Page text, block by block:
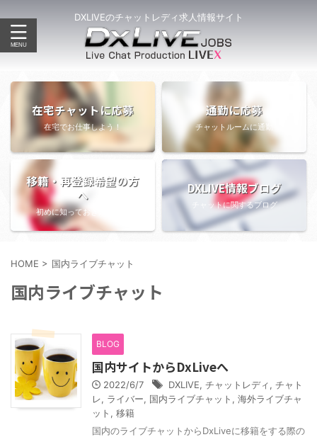
DXLIVEのチャットレディ求人情報サイト
在宅チャットに応募
在宅でお仕事しよう！
通勤に応募
チャットルームに通勤
移籍・再登録希望の方
へ
初めに知っておきたい情報
DXLIVE情報ブログ
チャットに関するブログ
HOME > 国内ライブチャット
国内ライブチャット
BLOG
国内サイトからDxLiveへ
2022/6/7 DXLIVE, チャットレディ, チャト
レ, ライバー, 国内ライブチャット , 海外ライブチャ
ット , 移籍
国内のライブチャットからDxLiveに移籍をする際の